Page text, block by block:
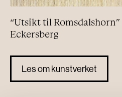
“Utsikt til
Eckersberg
Les om kunstverket